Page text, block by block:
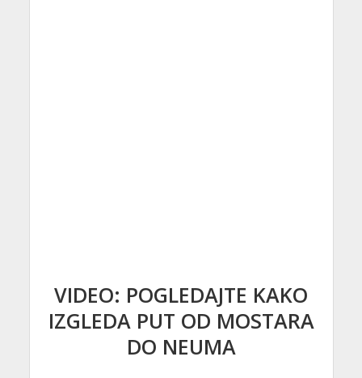
VIDEO: POGLEDAJTE KAKO
IZGLEDA PUT OD MOSTARA
DO NEUMA